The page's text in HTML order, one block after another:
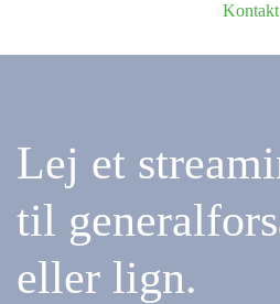
Lej et
til
eller lign.